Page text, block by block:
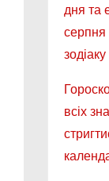
дня та
серпня
зодіаку
всіх